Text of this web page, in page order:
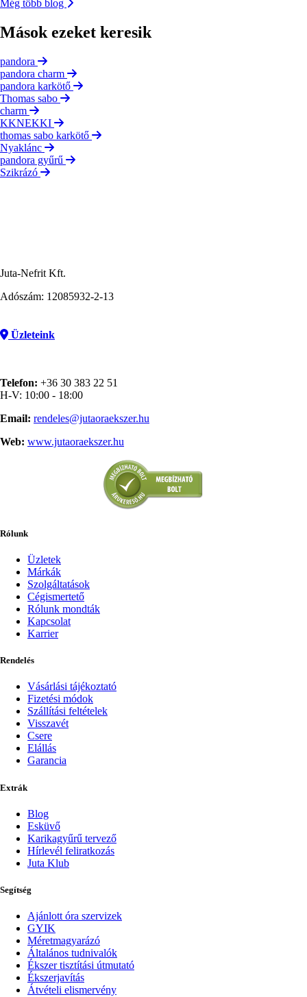
Még több blog
Mások ezeket keresik
pandora
pandora charm
pandora karkötő
Thomas sabo
charm
KKNEKKI
thomas sabo karkötő
Nyaklánc
pandora gyűrű
Szikrázó
Juta-Nefrit Kft.
Adószám: 12085932-2-13
Üzleteink
Telefon: +36 30 383 22 51
H-V: 10:00 - 18:00
Email: rendeles@jutaoraekszer.hu
Web: www.jutaoraekszer.hu
Rólunk
Üzletek
Márkák
Szolgáltatások
Cégismertető
Rólunk mondták
Kapcsolat
Karrier
Rendelés
Vásárlási tájékoztató
Fizetési módok
Szállítási feltételek
Visszavét
Csere
Elállás
Garancia
Extrák
Blog
Esküvő
Karikagyűrű tervező
Hírlevél feliratkozás
Juta Klub
Segítség
Ajánlott óra szervizek
GYIK
Méretmagyarázó
Általános tudnivalók
Ékszer tisztítási útmutató
Ékszerjavítás
Átvételi elismervény